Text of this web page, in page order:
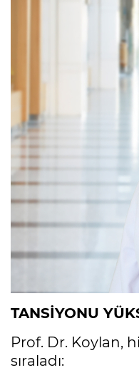
TANSİYONU
Prof. Dr. Koylan,
sıraladı: